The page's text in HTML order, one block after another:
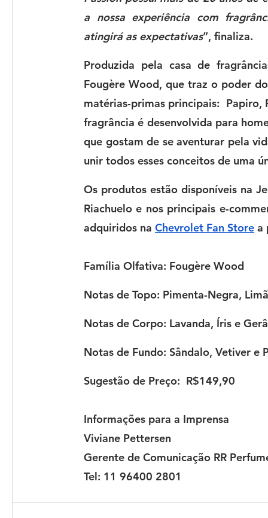
a nossa experiência com
atingirá as expectativas”, finaliza.
Produzida pela casa de
Fougère Wood, que traz o poder
matérias-primas principais:
fragrância é desenvolvida para
que gostam de se aventurar pela
unir todos esses conceitos de uma
Os produtos estão disponíveis na
Riachuelo e nos principais e-
adquiridos na Chevrolet Fan Store a
Família Olfativa: Fougère Wood
Notas de Topo: Pimenta-Negra,
Notas de Corpo: Lavanda, Íris e
Notas de Fundo: Sândalo, Vetiver e
Sugestão de Preço:  R$149,90
Informações para a Imprensa
Viviane Pettersen
Gerente de Comunicação RR
Tel: 11 96400 2801